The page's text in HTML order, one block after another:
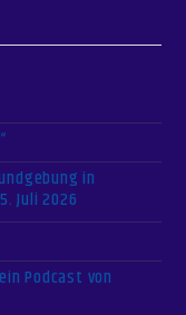
in
Juli 2026
Podcast von